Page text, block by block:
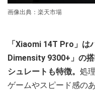
画像出典：楽天市場
「Xiaomi 14T Pro」は
Dimensity 9300+」の
シュレートも特徴。 処
ゲームやスピード感の